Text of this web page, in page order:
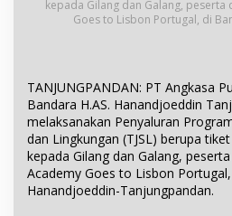
kepada Gilang dan Galang, peserta
Goes to Lisbon Portugal, di
TANJUNGPANDAN: PT Angkasa
Bandara H.AS. Hanandjoeddin
melaksanakan Penyaluran
dan Lingkungan (TJSL) berupa
kepada Gilang dan Galang, peserta
Academy Goes to Lisbon
Hanandjoeddin-Tanjungpandan.